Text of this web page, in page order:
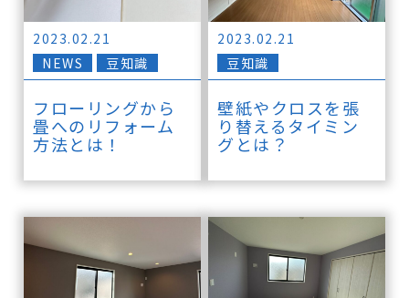
2023.02.21
NEWS
豆知識
フローリングから
畳へのリフォーム
方法とは！
2023.02.21
豆知識
壁紙やクロスを張
り替えるタイミン
グとは？